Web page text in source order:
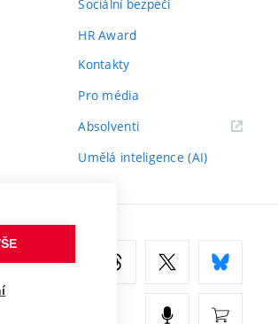
Sociální bezpečí
HR Award
Kontakty
Pro média
Absolventi(externí
Umělá inteligence (AI)